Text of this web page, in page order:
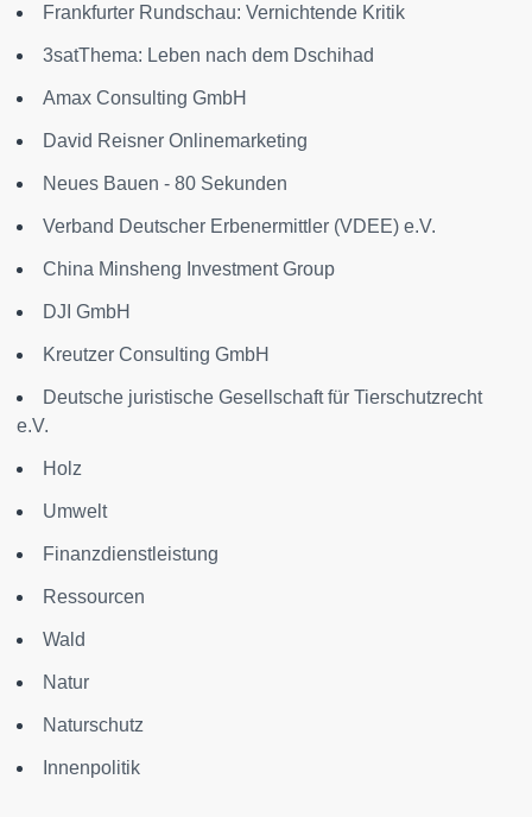
Frankfurter Rundschau: Vernichtende Kritik
3satThema: Leben nach dem Dschihad
Amax Consulting GmbH
David Reisner Onlinemarketing
Neues Bauen - 80 Sekunden
Verband Deutscher Erbenermittler (VDEE) e.V.
China Minsheng Investment Group
DJI GmbH
Kreutzer Consulting GmbH
Deutsche juristische Gesellschaft für Tierschutzrecht
e.V.
Holz
Umwelt
Finanzdienstleistung
Ressourcen
Wald
Natur
Naturschutz
Innenpolitik